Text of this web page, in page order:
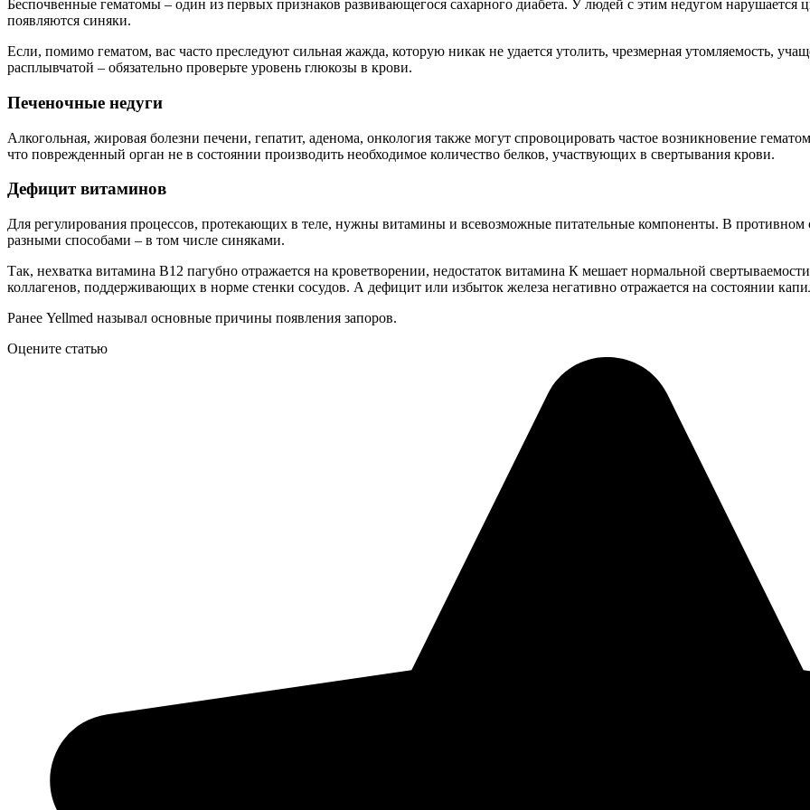
Беспочвенные гематомы – один из первых признаков развивающегося сахарного диабета. У людей с этим недугом нарушается
появляются синяки.
Если, помимо гематом, вас часто преследуют сильная жажда, которую никак не удается утолить, чрезмерная утомляемость,
расплывчатой – обязательно проверьте уровень глюкозы в крови.
Печеночные недуги
Алкогольная, жировая болезни печени, гепатит, аденома, онкология также могут спровоцировать частое возникновение
что поврежденный орган не в состоянии производить необходимое количество белков, участвующих в свертывания крови.
Дефицит витаминов
Для регулирования процессов, протекающих в теле, нужны витамины и всевозможные питательные компоненты. В противном
разными способами – в том числе синяками.
Так, нехватка витамина В12 пагубно отражается на кроветворении, недостаток витамина К мешает нормальной
коллагенов, поддерживающих в норме стенки сосудов. А дефицит или избыток железа негативно отражается на состоянии
Ранее Yellmed называл основные причины появления запоров.
Оцените статью